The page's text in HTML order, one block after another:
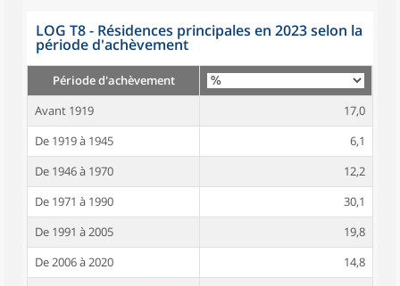
LOG T8 - Résidences principales en 2023 selon la
période d'achèvement
Période d'achèvement
Avant 1919
17,0
De 1919 à 1945
6,1
De 1946 à 1970
12,2
De 1971 à 1990
30,1
De 1991 à 2005
19,8
De 2006 à 2020
14,8